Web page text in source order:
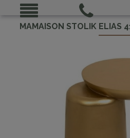
MAMAISON STOLIK ELIAS